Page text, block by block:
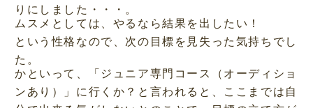
りにしました・・・。
ムスメとしては、やるなら結果を出したい！
という性格なので、次の目標を見失った気持ちでし
た。
かといって、「ジュニア専門コース（オーディショ
ンあり）」に行くか？と言われると、ここまでは自